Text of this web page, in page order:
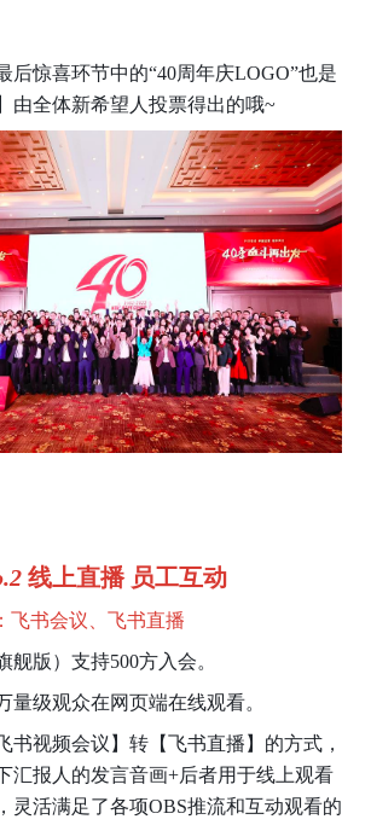
后惊喜环节中的“40周年庆LOGO”也是
由全体新希望人投票得出的哦~
线上直播 员工互动
飞书会议、飞书直播
舰版）支持500方入会。
量级观众在网页端在线观看。
书视频会议】转【飞书直播】的方式，
汇报人的发言音画+后者用于线上观看
灵活满足了各项OBS推流和互动观看的